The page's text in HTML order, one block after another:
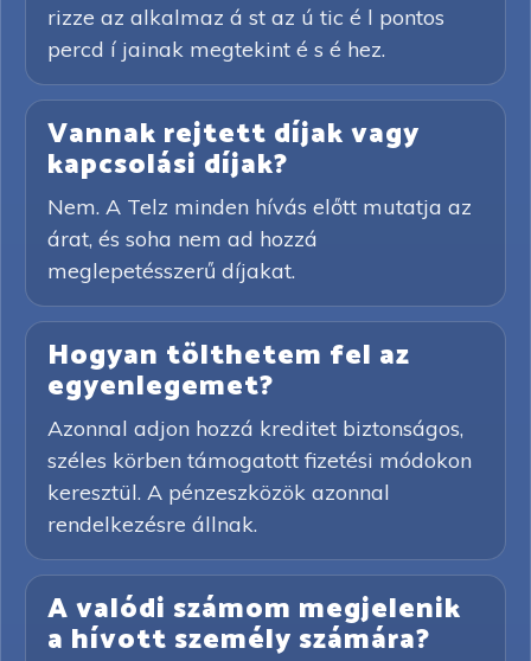
rizze az alkalmaz á st az ú tic é l pontos
percd í jainak megtekint é s é hez.
Vannak rejtett díjak vagy
kapcsolási díjak?
Nem. A Telz minden hívás előtt mutatja az
árat, és soha nem ad hozzá
meglepetésszerű díjakat.
Hogyan tölthetem fel az
egyenlegemet?
Azonnal adjon hozzá kreditet biztonságos,
széles körben támogatott fizetési módokon
keresztül. A pénzeszközök azonnal
rendelkezésre állnak.
A valódi számom megjelenik
a hívott személy számára?